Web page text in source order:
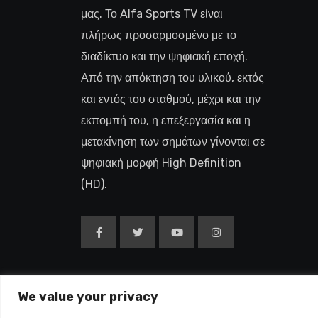
We value your privacy
μας. Το Alfa Sports TV είναι
πλήρως προσαρμοσμένο με το
διαδίκτυο και την ψηφιακή εποχή.
Από την απόκτηση του υλικού, εκτός
και εντός του σταθμού, μέχρι και την
εκπομπή του, η επεξεργασία και η
μετακίνηση των σημάτων γίνονται σε
ψηφιακή μορφή High Definition
(HD).